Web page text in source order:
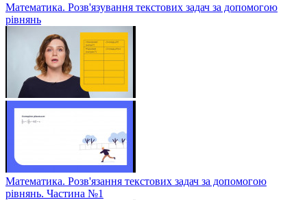
Математика. Розв'язування текстових задач за допомогою
рівнянь
Математика. Розв'язання текстових задач за допомогою
рівнянь. Частина №1